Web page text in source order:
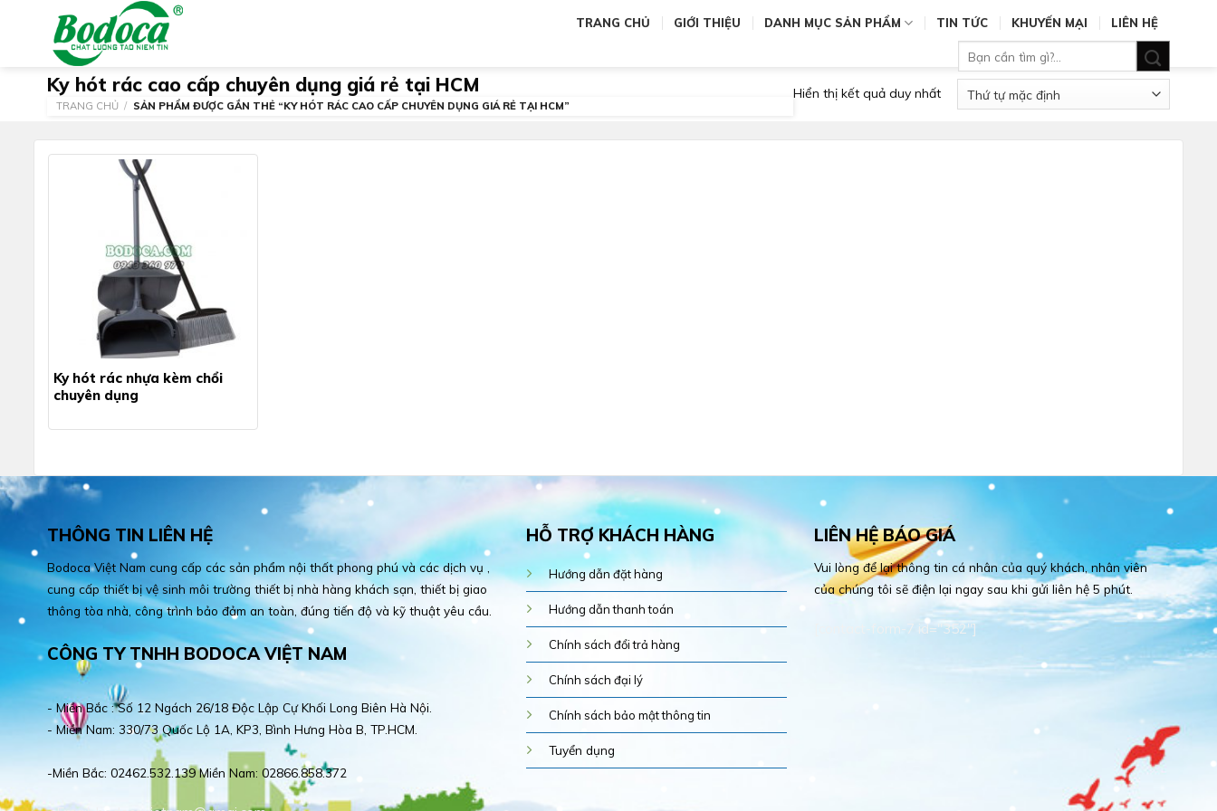
TRANG CHỦ GIỚI THIỆU DANH MỤC SẢN PHẨM TIN TỨC KHUYẾN MẠI
LIÊN HỆ
kiếm:
Ky hót rác cao cấp chuyên dụng giá rẻ tại HCM
TRANG CHỦ / SẢN PHẨM ĐƯỢC GẮN THẺ “KY HÓT RÁC CAO CẤP CHUYÊN DỤNG GIÁ RẺ TẠI HCM”
Hiển thị kết quả duy nhất
Ky hót rác nhựa kèm chổi
chuyên dụng
THÔNG TIN LIÊN HỆ
Bodoca Việt Nam cung cấp các sản phẩm nội thất phong phú và các dịch vụ ,
cung cấp thiết bị vệ sinh môi trường thiết bị nhà hàng khách sạn, thiết bị giao
thông tòa nhà, công trình bảo đảm an toàn, đúng tiến độ và kỹ thuật yêu cầu.
CÔNG TY TNHH BODOCA VIỆT NAM
- Miền Bắc : Số 12 Ngách 26/18 Độc Lập Cự Khối Long Biên Hà Nội.
- Miền Nam: 330/73 Quốc Lộ 1A, KP3, Bình Hưng Hòa B, TP.HCM.
-Miền Bắc: 02462.532.139 Miền Nam: 02866.858.372
HỖ TRỢ KHÁCH HÀNG
Hướng dẫn đặt hàng
Hướng dẫn thanh toán
Chính sách đổi trả hàng
Chính sách đại lý
Chính sách bảo mật thông tin
Tuyển dụng
LIÊN HỆ BÁO GIÁ
Vui lòng để lại thông tin cá nhân của quý khách, nhân viên
của chúng tôi sẽ điện lại ngay sau khi gửi liên hệ 5 phút.
[contact-form-7 id="352"]